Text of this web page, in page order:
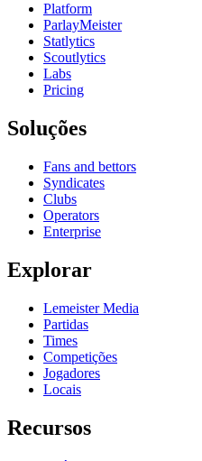
Platform
ParlayMeister
Statlytics
Scoutlytics
Labs
Pricing
Soluções
Fans and bettors
Syndicates
Clubs
Operators
Enterprise
Explorar
Lemeister Media
Partidas
Times
Competições
Jogadores
Locais
Recursos